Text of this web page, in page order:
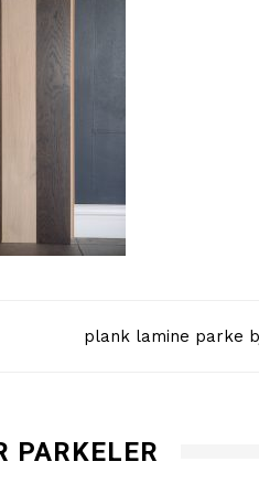
plank lamine parke
PARKELER